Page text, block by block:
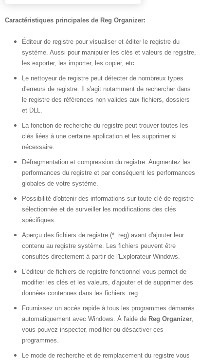
Caractéristiques principales de Reg Organizer:
Éditeur de registre pour visualiser et éditer le registre du
système. Aussi pour manipuler les clés et valeurs de registre,
les exporter, les importer, les copier, etc.
Le nettoyeur de registre peut détecter de nombreux types
d'erreurs de registre. Il s'agit notamment de rechercher dans
le registre des références non valides aux fichiers, dossiers
et DLL.
La fonction de recherche du registre peut trouver toutes les
clés liées à une certaine application et les supprimer si
nécessaire.
Défragmentation et compression du registre. Augmentez les
performances du registre et par conséquent les performances
globales de votre système.
Possibilité d'obtenir des informations sur toute clé de registre
sélectionnée et de surveiller les modifications des clés
spécifiques.
Aperçu des fichiers de registre (* .reg) avant d'ajouter leur
contenu au registre système. Les fichiers peuvent être
consultés directement à partir de l'Explorateur Windows.
L'éditeur de fichiers de registre fonctionnel vous permet de
modifier les clés et les valeurs, d'ajouter et de supprimer des
données contenues dans les fichiers .reg.
Fournissez un accès rapide à tous les programmes démarrés
automatiquement avec Windows. À l'aide de Reg Organizer,
vous pouvez inspecter, modifier ou désactiver ces
programmes.
Le mode de recherche et de remplacement du registre vous